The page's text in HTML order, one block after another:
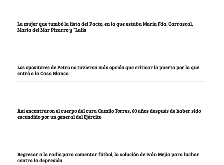
La mujer que tumbó la lista del Pacto, en la que estaba María Fda. Carrascal,
María del Mar Pizarro y “Lalis
Los opositores de Petro no tuvieron más opción que criticar la puerta por la que
entró a la Casa Blanca
Así encontraron el cuerpo del cura Camilo Torres, 60 años después de haber sido
escondido por un general del Ejército
Regresar a la radio para comentar fútbol, la solución de Iván Mejía para luchar
contra la depresión